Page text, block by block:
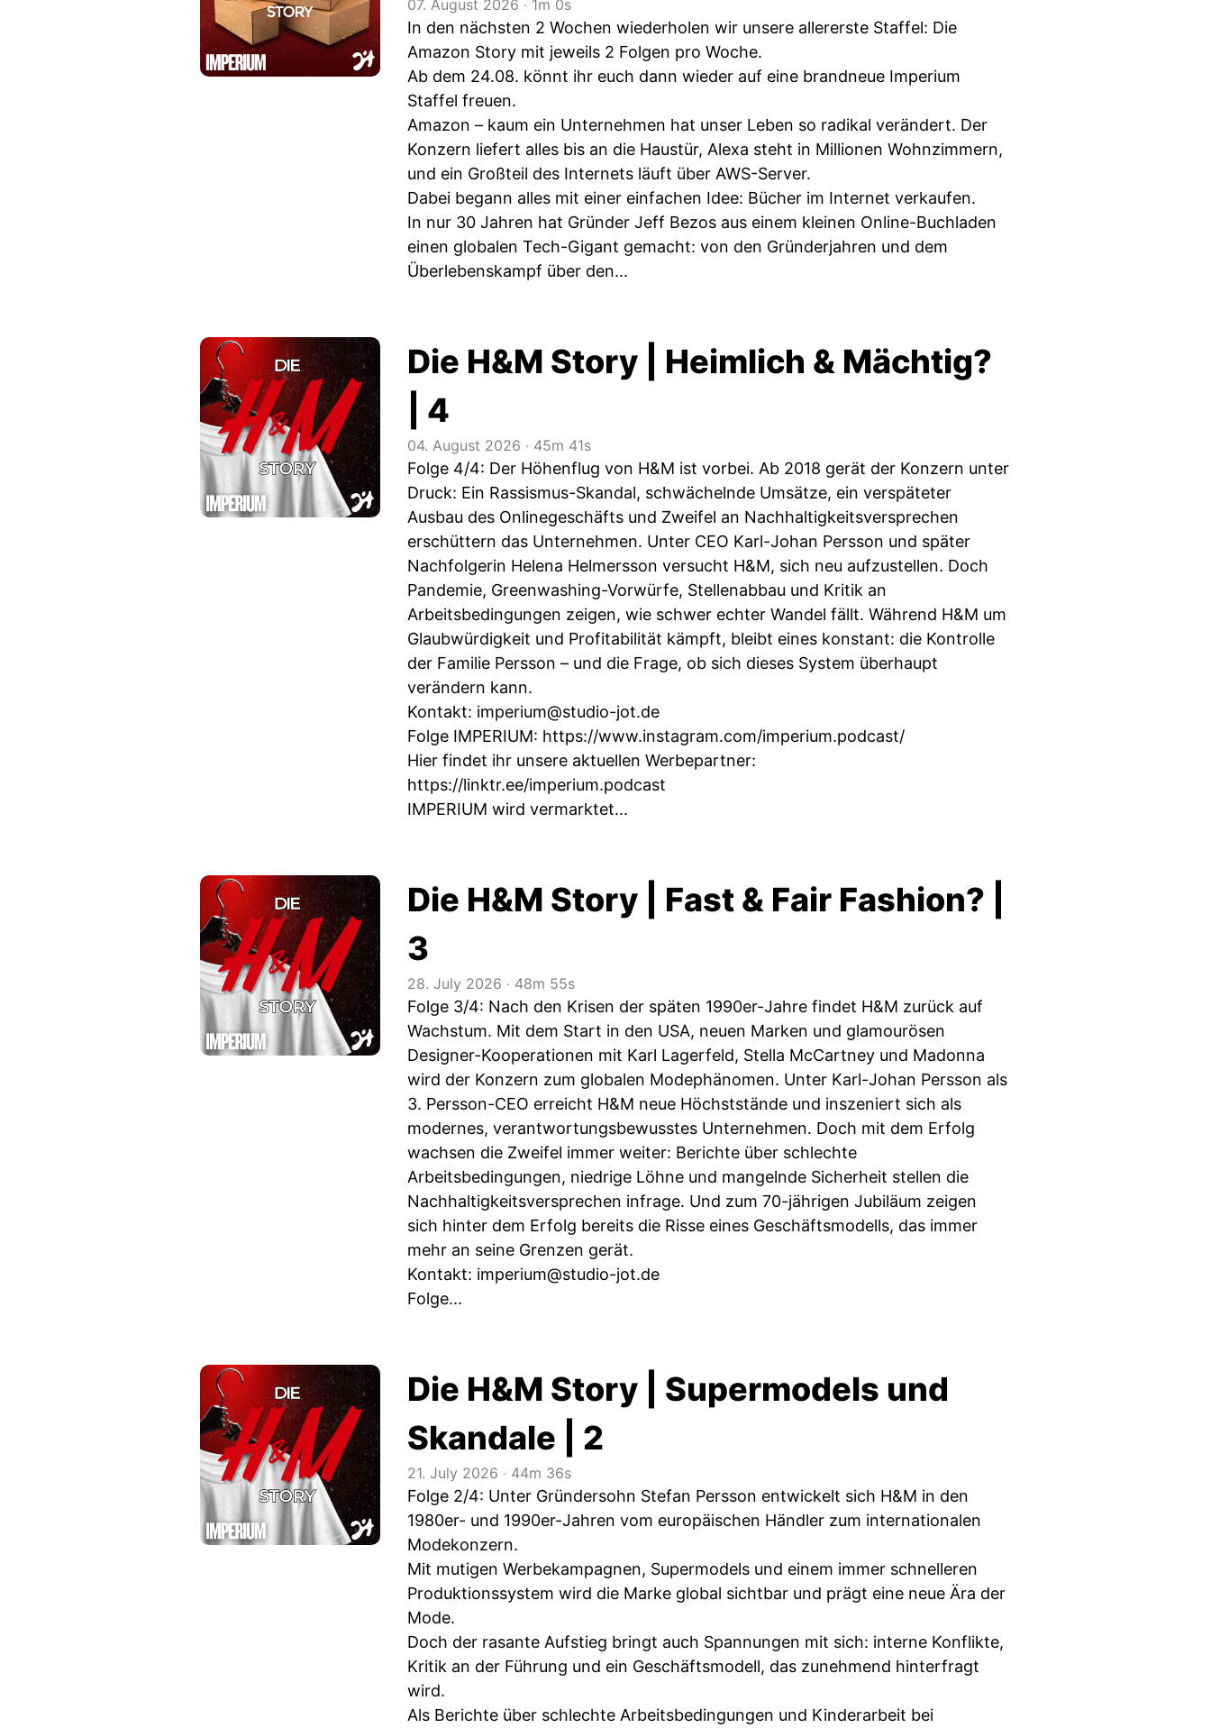
07. August 2026 ‧ 1m 0s
In den nächsten 2 Wochen wiederholen wir unsere allererste Staffel: Die
Amazon Story mit jeweils 2 Folgen pro Woche.
Ab dem 24.08. könnt ihr euch dann wieder auf eine brandneue Imperium
Staffel freuen.
Amazon – kaum ein Unternehmen hat unser Leben so radikal verändert. Der
Konzern liefert alles bis an die Haustür, Alexa steht in Millionen Wohnzimmern,
und ein Großteil des Internets läuft über AWS-Server.
Dabei begann alles mit einer einfachen Idee: Bücher im Internet verkaufen.
In nur 30 Jahren hat Gründer Jeff Bezos aus einem kleinen Online-Buchladen
einen globalen Tech-Gigant gemacht: von den Gründerjahren und dem
Überlebenskampf über den...
Die H&M Story | Heimlich & Mächtig?
| 4
04. August 2026 ‧ 45m 41s
Folge 4/4: Der Höhenflug von H&M ist vorbei. Ab 2018 gerät der Konzern unter
Druck: Ein Rassismus-Skandal, schwächelnde Umsätze, ein verspäteter
Ausbau des Onlinegeschäfts und Zweifel an Nachhaltigkeitsversprechen
erschüttern das Unternehmen. Unter CEO Karl-Johan Persson und später
Nachfolgerin Helena Helmersson versucht H&M, sich neu aufzustellen. Doch
Pandemie, Greenwashing-Vorwürfe, Stellenabbau und Kritik an
Arbeitsbedingungen zeigen, wie schwer echter Wandel fällt. Während H&M um
Glaubwürdigkeit und Profitabilität kämpft, bleibt eines konstant: die Kontrolle
der Familie Persson – und die Frage, ob sich dieses System überhaupt
verändern kann.
Kontakt: imperium@studio-jot.de
Folge IMPERIUM: https://www.instagram.com/imperium.podcast/
Hier findet ihr unsere aktuellen Werbepartner:
https://linktr.ee/imperium.podcast
IMPERIUM wird vermarktet...
Die H&M Story | Fast & Fair Fashion? |
3
28. July 2026 ‧ 48m 55s
Folge 3/4: Nach den Krisen der späten 1990er-Jahre findet H&M zurück auf
Wachstum. Mit dem Start in den USA, neuen Marken und glamourösen
Designer-Kooperationen mit Karl Lagerfeld, Stella McCartney und Madonna
wird der Konzern zum globalen Modephänomen. Unter Karl-Johan Persson als
3. Persson-CEO erreicht H&M neue Höchststände und inszeniert sich als
modernes, verantwortungsbewusstes Unternehmen. Doch mit dem Erfolg
wachsen die Zweifel immer weiter: Berichte über schlechte
Arbeitsbedingungen, niedrige Löhne und mangelnde Sicherheit stellen die
Nachhaltigkeitsversprechen infrage. Und zum 70-jährigen Jubiläum zeigen
sich hinter dem Erfolg bereits die Risse eines Geschäftsmodells, das immer
mehr an seine Grenzen gerät.
Kontakt: imperium@studio-jot.de
Folge...
Die H&M Story | Supermodels und
Skandale | 2
21. July 2026 ‧ 44m 36s
Folge 2/4: Unter Gründersohn Stefan Persson entwickelt sich H&M in den
1980er- und 1990er-Jahren vom europäischen Händler zum internationalen
Modekonzern.
Mit mutigen Werbekampagnen, Supermodels und einem immer schnelleren
Produktionssystem wird die Marke global sichtbar und prägt eine neue Ära der
Mode.
Doch der rasante Aufstieg bringt auch Spannungen mit sich: interne Konflikte,
Kritik an der Führung und ein Geschäftsmodell, das zunehmend hinterfragt
wird.
Als Berichte über schlechte Arbeitsbedingungen und Kinderarbeit bei